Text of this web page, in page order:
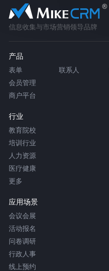
信息收集与市场营销领导品牌
产品
表单 联系人
会员管理
商户平台
行业
教育院校
培训行业
人力资源
医疗健康
更多
应用场景
会议会展
活动报名
问卷调研
行政人事
线上预约